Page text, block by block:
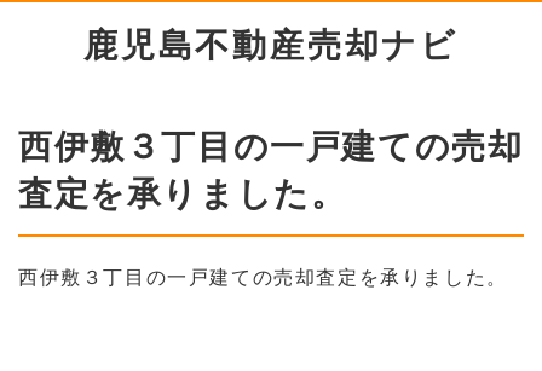
鹿児島不動産売却ナビ
西伊敷３丁目の一戸建ての売却
査定を承りました。
西伊敷３丁目の一戸建ての売却査定を承りました。